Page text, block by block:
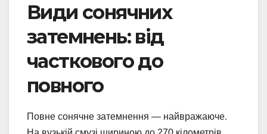
Види сонячних
затемнень: від
часткового до
повного
Повне сонячне затемнення — найвражаюче.